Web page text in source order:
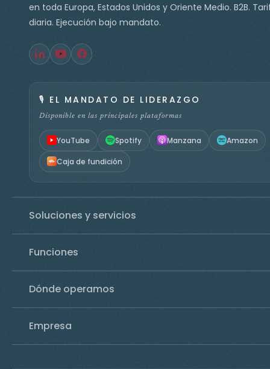
en toda Europa, Estados Unidos y Oriente Medio. B2B.
diaria. Ejecución bajo mandato.
🎙️ EL MANDATO DE LIDERAZGO
Disponible en las principales plataformas
YouTube Spotify Manzana Amazon
Caja de fundición
Soluciones y servicios
Funciones
Dónde operamos
Empresa